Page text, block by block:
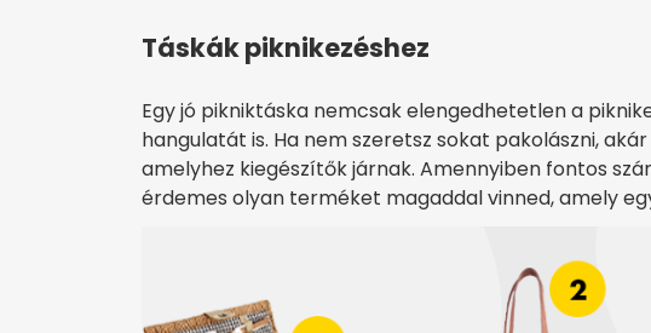
Táskák piknikezéshez
Egy jó pikniktáska nemcsak elengedhetetlen a
hangulatát is. Ha nem szeretsz sokat pakolászni,
amelyhez kiegészítők járnak. Amennyiben fontos
érdemes olyan terméket magaddal vinned, amely